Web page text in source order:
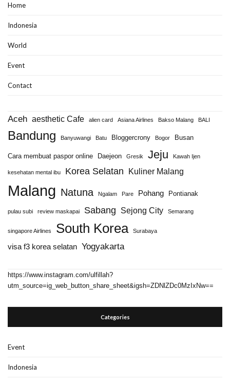
Home
Indonesia
World
Event
Contact
Aceh aesthetic Cafe alien card Asiana Airlines Bakso Malang BALI
Bandung Banyuwangi Batu Bloggercrony Bogor Busan
Cara membuat paspor online Daejeon Gresik Jeju Kawah Ijen
kesehatan mental ibu Korea Selatan Kuliner Malang
Malang Natuna Ngalam Pare Pohang Pontianak
pulau subi review maskapai Sabang Sejong City Semarang
singapore Airlines South Korea Surabaya
visa f3 korea selatan Yogyakarta
https://www.instagram.com/ulfillah?
utm_source=ig_web_button_share_sheet&igsh=ZDNlZDc0MzIxNw==
Categories
Event
Indonesia